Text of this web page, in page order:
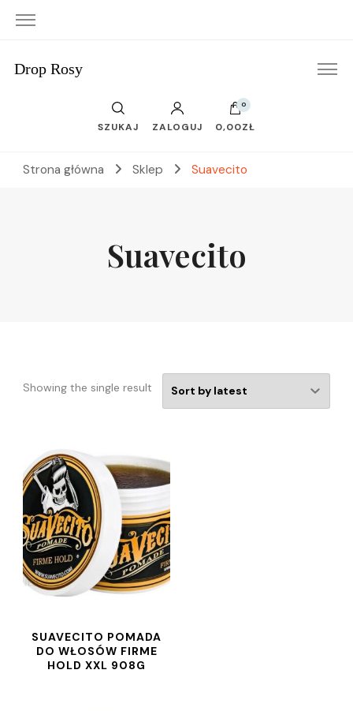
Drop Rosy
SZUKAJ ZALOGUJ
0
0,00ZŁ
Strona główna Sklep Suavecito
Suavecito
Showing the single result
SUAVECITO POMADA
DO WŁOSÓW FIRME
HOLD XXL 908G